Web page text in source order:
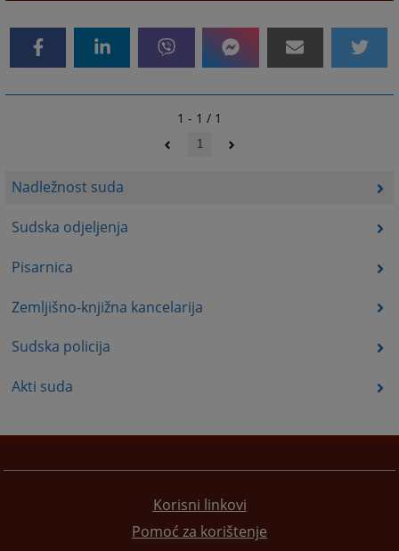
Nadležnost suda
Sudska odjeljenja
Pisarnica
Zemljišno-knjižna kancelarija
Sudska policija
Akti suda
1 - 1 / 1
1
Korisni linkovi
Pomoć za korištenje